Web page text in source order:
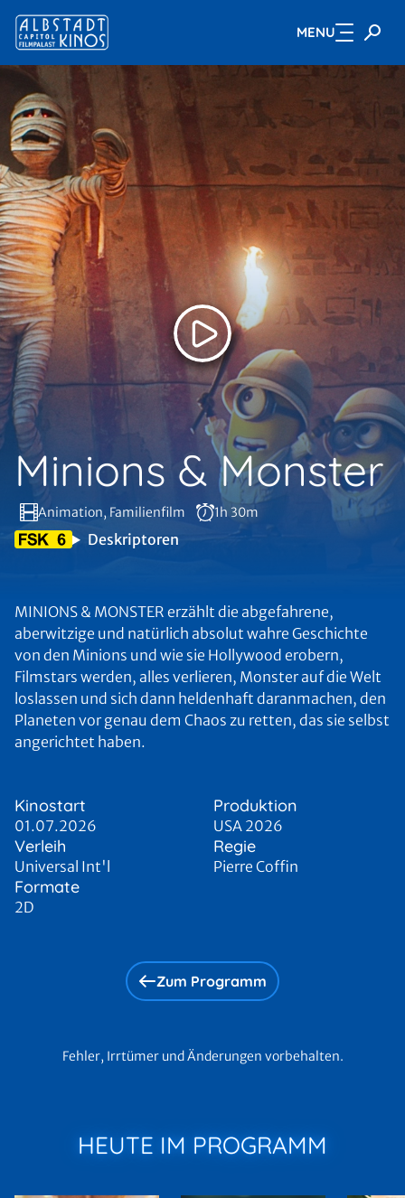
Zum Hauptinhalt springen MENU
Minions & Monster
Animation, Familienfilm 1h 30m
Deskriptoren
MINIONS & MONSTER erzählt die abgefahrene,
aberwitzige und natürlich absolut wahre Geschichte
von den Minions und wie sie Hollywood erobern,
Filmstars werden, alles verlieren, Monster auf die Welt
loslassen und sich dann heldenhaft daranmachen, den
Planeten vor genau dem Chaos zu retten, das sie selbst
angerichtet haben.
Kinostart
01.07.2026
Produktion
USA 2026
Verleih
Universal Int'l
Regie
Pierre Coffin
Formate
2D
Zum Programm
Fehler, Irrtümer und Änderungen vorbehalten.
HEUTE IM PROGRAMM